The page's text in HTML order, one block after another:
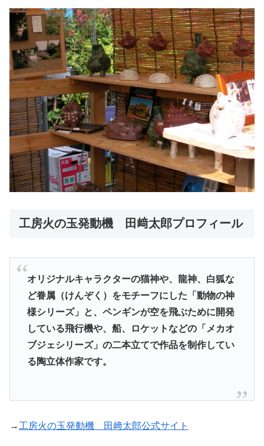
工房火の玉発動機 田﨑太郎プロフィール
オリジナルキャラクターの猫神や、龍神、白狐な
ど眷属（けんぞく）をモチーフにした「動物の神
様シリーズ」と、ペンギンが空を飛ぶために開発
している飛行機や、船、ロケットなどの「メカオ
ブジェシリーズ」の二本立てで作品を制作してい
る陶立体作家です。
→ 工房火の玉発動機 田﨑太郎公式サイト